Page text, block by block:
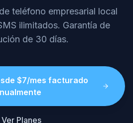
teléfono empresarial local
ilimitados. Garantía de
de 30 días.
$7/mes facturado
Ver Planes